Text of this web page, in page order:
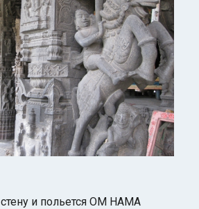
и польется ОМ НАМА